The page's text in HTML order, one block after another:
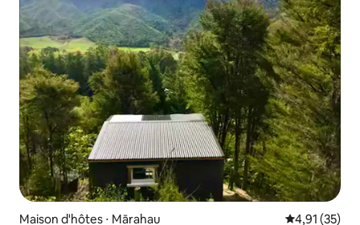
Maison d'hôtes ⋅ Mārahau Évaluation
4,91 (35)